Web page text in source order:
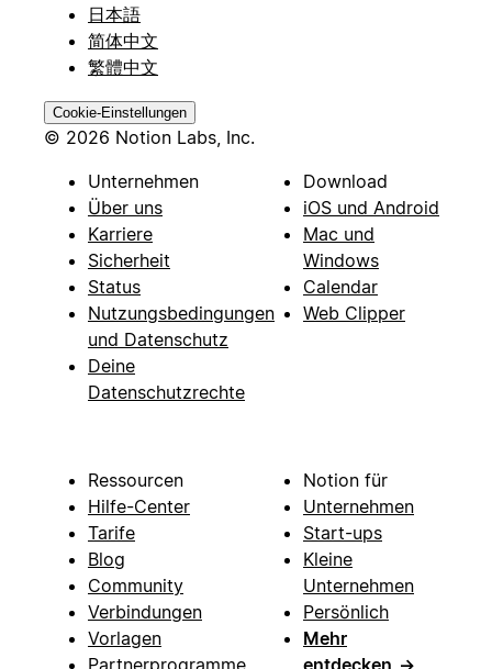
日本語
简体中文
繁體中文
Cookie-Einstellungen
© 2026 Notion Labs, Inc.
Unternehmen
Über uns
Karriere
Sicherheit
Status
Nutzungsbedingungen
und Datenschutz
Deine
Datenschutzrechte
Download
iOS und Android
Mac und
Windows
Calendar
Web Clipper
Ressourcen
Hilfe-Center
Tarife
Blog
Community
Verbindungen
Vorlagen
Partnerprogramme
Notion für
Unternehmen
Start-ups
Kleine
Unternehmen
Persönlich
Mehr
entdecken →